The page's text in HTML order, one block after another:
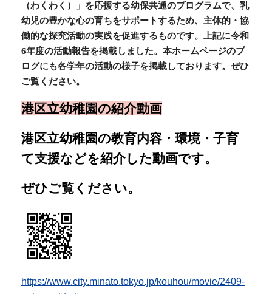
て支援などを紹介した動画です。
ぜひご覧ください。
https://www.city.minato.tokyo.jp/kouhou/movie/2409-
gakumu.html
ゃんくらぶ」🍎
https://shibaura-kg.minato-
tky.ed.jp/misyuenji
遊びに来てくださいね！